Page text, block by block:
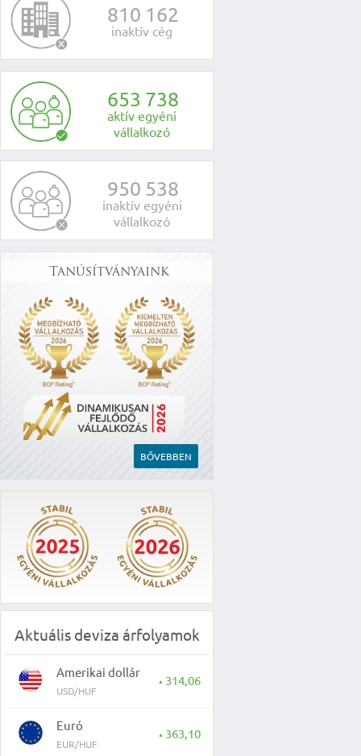
810 162
inaktív cég
653 738
aktív egyéni
vállalkozó
950 538
inaktív egyéni
vállalkozó
Tanúsítványaink
BŐVEBBEN
Aktuális deviza árfolyamok
Amerikai dollár
USD/HUF
▲ 314,06
Euró
EUR/HUF
▲ 363,10